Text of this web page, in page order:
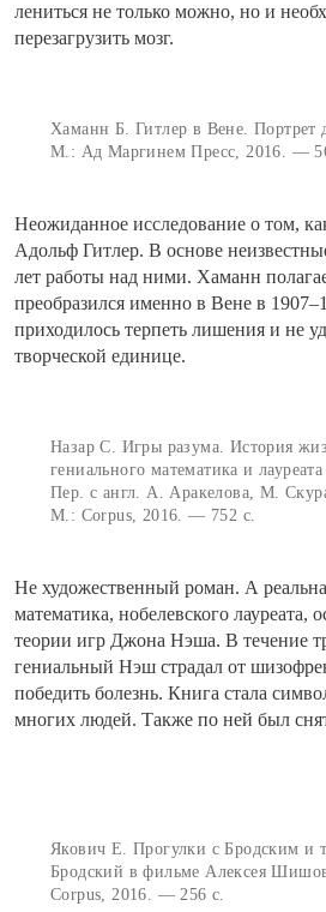
лениться не только можно, но и
перезагрузить мозг.
Хаманн Б. Гитлер в Вене. Портрет
М.: Ад Маргинем Пресс, 2016. —
Неожиданное исследование о том,
Адольф Гитлер. В основе
лет работы над ними. Хаманн
преобразился именно в Вене в
приходилось терпеть лишения и не
творческой единице.
Назар С. Игры разума. История
гениального математика и
Пер. с англ. А. Аракелова, М.
М.: Corpus, 2016. — 752 с.
Не художественный роман. А
математика, нобелевского лауреата,
теории игр Джона Нэша. В течение
гениальный Нэш страдал от
победить болезнь. Книга стала
многих людей. Также по ней был
Якович Е. Прогулки с Бродским и
Бродский в фильме Алексея
Corpus, 2016. — 256 с.